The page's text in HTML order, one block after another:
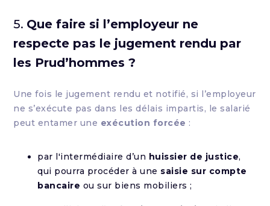
5. Que faire si l’employeur ne
respecte pas le jugement rendu par
les Prud’hommes ?
Une fois le jugement rendu et notifié, si l’employeur
ne s’exécute pas dans les délais impartis, le salarié
peut entamer une exécution forcée :
par l'intermédiaire d’un huissier de justice,
qui pourra procéder à une saisie sur compte
bancaire ou sur biens mobiliers ;